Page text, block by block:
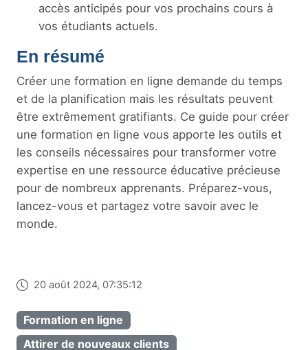
accès anticipés pour vos prochains cours à
vos étudiants actuels.
En résumé
Créer une formation en ligne demande du temps
et de la planification mais les résultats peuvent
être extrêmement gratifiants. Ce guide pour créer
une formation en ligne vous apporte les outils et
les conseils nécessaires pour transformer votre
expertise en une ressource éducative précieuse
pour de nombreux apprenants. Préparez-vous,
lancez-vous et partagez votre savoir avec le
monde.
20 août 2024, 07:35:12
Formation en ligne
Attirer de nouveaux clients